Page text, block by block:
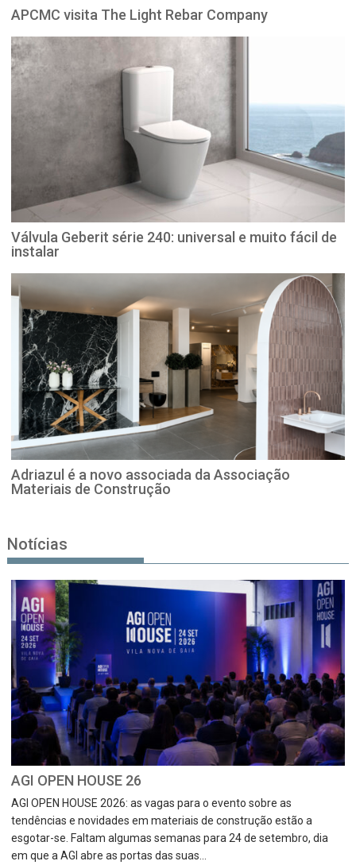
APCMC visita The Light Rebar Company
Válvula Geberit série 240: universal e muito fácil de
instalar
Adriazul é a novo associada da Associação
Materiais de Construção
Notícias
AGI OPEN HOUSE 26
AGI OPEN HOUSE 2026: as vagas para o evento sobre as
tendências e novidades em materiais de construção estão a
esgotar-se. Faltam algumas semanas para 24 de setembro, dia
em que a AGI abre as portas das suas...